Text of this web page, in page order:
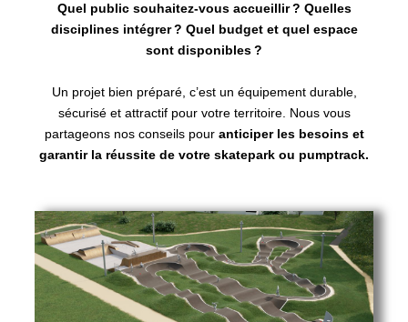
Quel public souhaitez-vous accueillir ? Quelles
disciplines intégrer ? Quel budget et quel espace
sont disponibles ?
Un projet bien préparé, c’est un équipement durable,
sécurisé et attractif pour votre territoire. Nous vous
partageons nos conseils pour anticiper les besoins et
garantir la réussite de votre skatepark ou pumptrack.